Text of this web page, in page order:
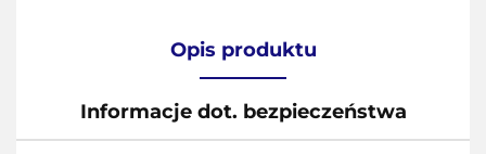
Opis produktu
Informacje dot. bezpieczeństwa